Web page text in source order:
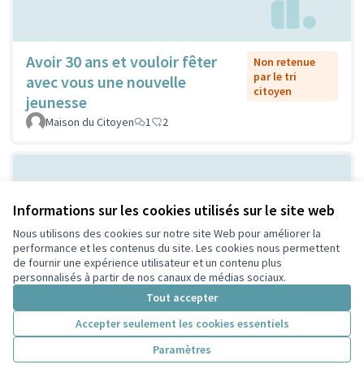
Informations sur les cookies utilisés sur le site web
Nous utilisons des cookies sur notre site Web pour améliorer la
performance et les contenus du site. Les cookies nous permettent
de fournir une expérience utilisateur et un contenu plus
personnalisés à partir de nos canaux de médias sociaux.
Tout accepter
Accepter seulement les cookies essentiels
Paramètres
Avoir 30 ans et vouloir fêter
avec vous une nouvelle
jeunesse
Non retenue
par le tri
citoyen
Maison du Citoyen 1 2
Vilain grand cône de béton ou
atelier de création et
d'expression ...?
par le tri
citoyen
Sylvie Orkisz 2 3